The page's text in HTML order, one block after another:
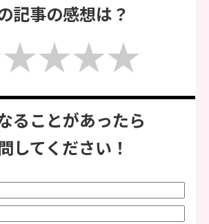
記事の感想は？
ることがあったら
してください！